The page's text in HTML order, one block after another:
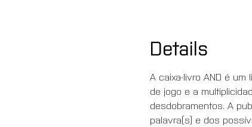
Details
A caixa-livro AND é
de jogo e a
desdobramentos. A
palavra(s) e dos